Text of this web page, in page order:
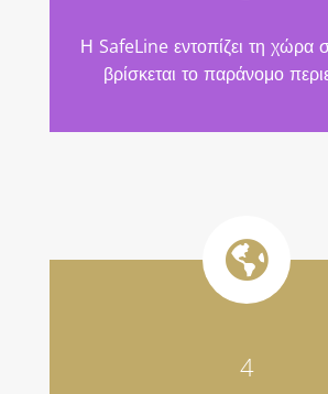
Η SafeLine εντοπίζει τη χώρα
βρίσκεται το παράνομο
4